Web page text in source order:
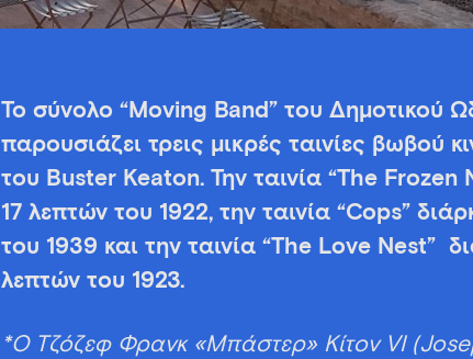
Το σύνολο “Moving Band” του Δημοτικού
παρουσιάζει τρεις μικρές ταινίες βωβού
του Buster Keaton. Την ταινία “The Frozen
17 λεπτών του 1922, την ταινία “Cops”
του 1939 και την ταινία “The Love Nest”
λεπτών του 1923.
*Ο Τζόζεφ Φρανκ «Μπάστερ» Κίτον VI